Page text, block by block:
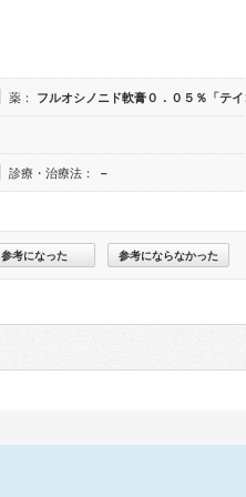
薬： フルオシノニド軟膏０．０５％「テ
診療・治療法： －
参考になった 参考にならなかった